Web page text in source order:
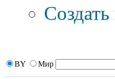
Создать
BY Мир